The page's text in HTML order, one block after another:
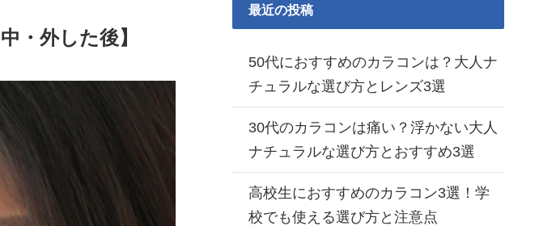
・外した後】
最近の投稿
50代におすすめのカラコンは？大人ナ
チュラルな選び方とレンズ3選
30代のカラコンは痛い？浮かない大人
ナチュラルな選び方とおすすめ3選
高校生におすすめのカラコン3選！学
校でも使える選び方と注意点